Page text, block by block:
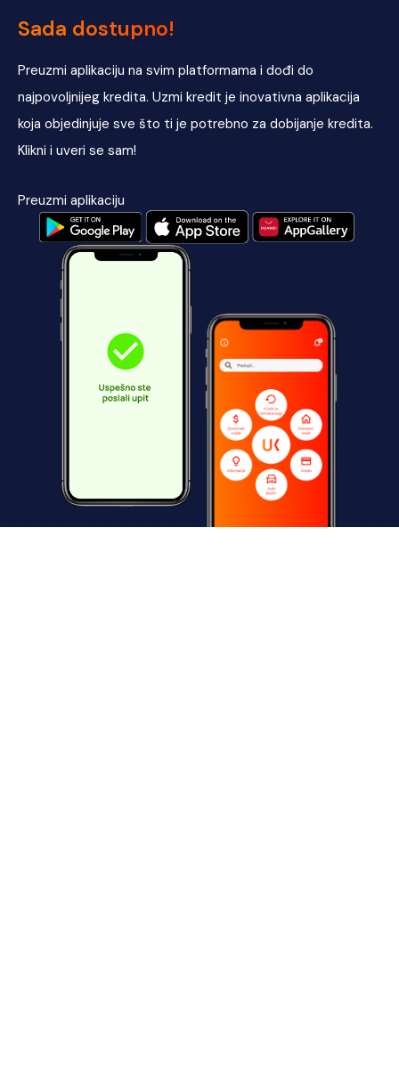
Sada dostupno!
Preuzmi aplikaciju na svim platformama i dođi do
najpovoljnijeg kredita. Uzmi kredit je inovativna aplikacija
koja objedinjuje sve što ti je potrebno za dobijanje kredita.
Klikni i uveri se sam!
Preuzmi aplikaciju